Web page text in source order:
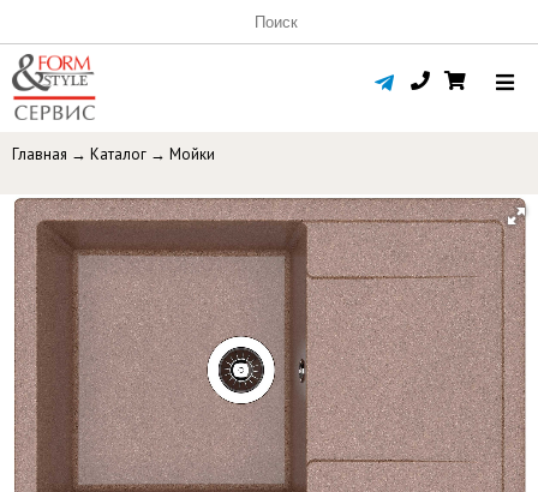
Главная → Каталог → Мойки